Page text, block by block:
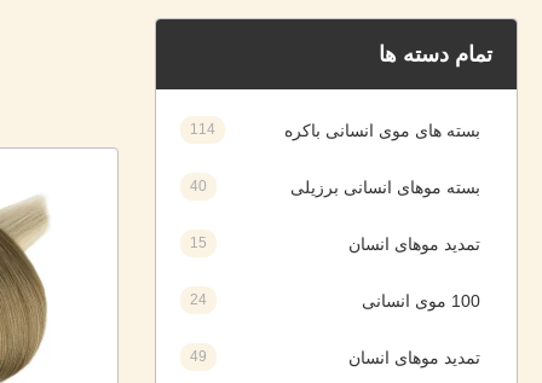
تمام دسته ها
بسته های موی انسانی باکره 114
بسته موهای انسانی برزیلی 40
تمدید موهای انسان 15
100 موی انسانی 24
تمدید موهای انسان 49